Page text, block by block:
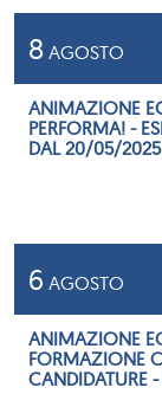
8 AGOSTO
ANIMAZIONE
PERFORMA! -
DAL 20/05/
6 AGOSTO
ANIMAZIONE
FORMAZIONE
CANDIDATURE